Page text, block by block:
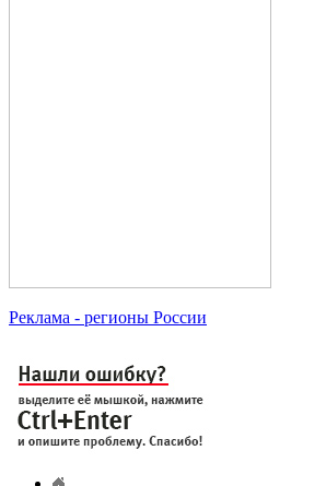
Реклама - регионы России